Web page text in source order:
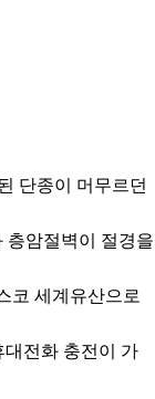
단종이 머무르던
층암절벽이 절경을
코 세계유산으로
대전화 충전이 가